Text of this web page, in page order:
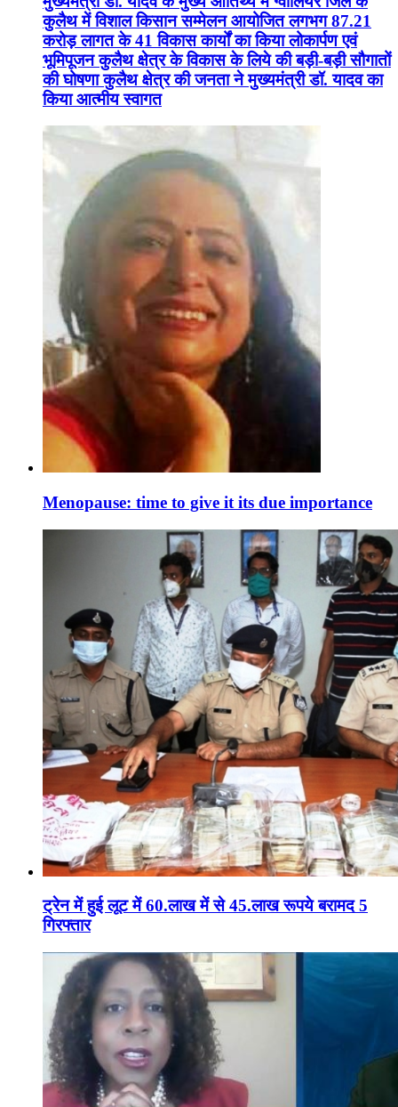
कुलैथ में विशाल किसान सम्मेलन आयोजित लगभग 87.21
करोड़ लागत के 41 विकास कार्यों का किया लोकार्पण एवं
भूमिपूजन कुलैथ क्षेत्र के विकास के लिये की बड़ी-बड़ी सौगातों
की घोषणा कुलैथ क्षेत्र की जनता ने मुख्यमंत्री डॉ. यादव का
किया आत्मीय स्वागत
Menopause: time to give it its due importance
ट्रेन में हुई लूट में 60.लाख में से 45.लाख रूपये बरामद 5
गिरफ्तार